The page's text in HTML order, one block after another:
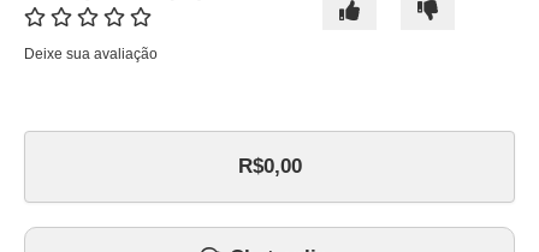
Deixe sua avaliação
R$0,00